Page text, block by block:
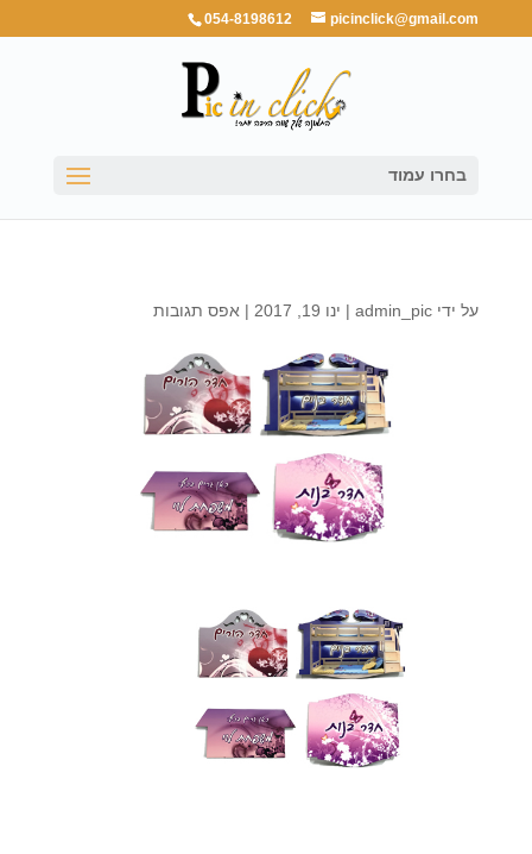
054-8198612 picinclick@gmail.com
בחרו עמוד
על ידי admin_pic
| ינו 19, 2017 | אפס תגובות